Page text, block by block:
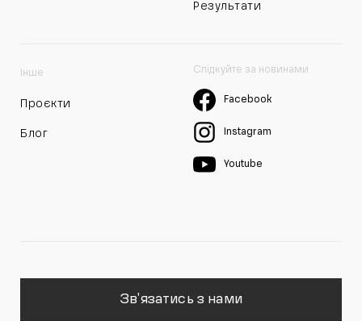
Результати
Інше
Проєкти
Блог
Слідкуйте за новинами
Facebook
Instagram
Youtube
Зв'язатись з нами